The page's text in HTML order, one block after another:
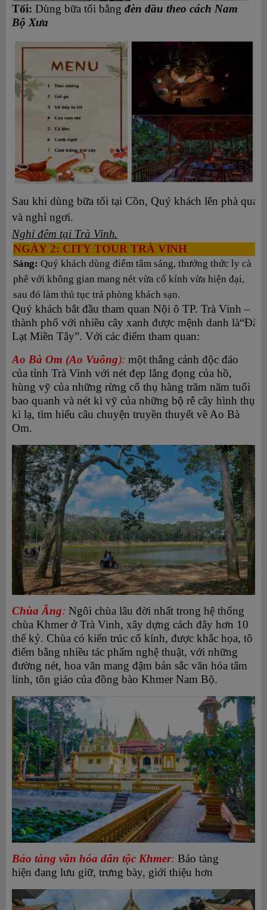
Tối: Dùng bữa tối bằng đèn dầu theo cách Nam
Bộ Xưa
Sau khi dùng bữa tối tại Cồn, Quý khách lên phà
và nghỉ ngơi.
Nghỉ đêm tại Trà Vinh.
NGÀY 2: CITY TOUR TRÀ VINH
Sáng: Quý khách dùng điểm tâm sáng, thưởng thức ly cà
phê với không gian mang nét vừa cổ kính vừa hiện đại,
sau đó làm thủ tục trả phòng khách sạn.
Quý khách bắt đầu tham quan Nội ô TP. Trà Vinh –
thành phố với nhiều cây xanh được mệnh danh là“Đà
Lạt Miền Tây”. Với các điểm tham quan:
Ao Bà Om (Ao Vuông): một thắng cảnh độc đáo
của tỉnh Trà Vinh với nét đẹp lắng đọng của hồ,
hùng vỹ của những rừng cổ thụ hàng trăm năm tuổi
bao quanh và nét kì vỹ của những bộ rễ cây hình thụ
kì lạ, tìm hiểu câu chuyện truyền thuyết về Ao Bà
Om.
Chùa Âng: Ngôi chùa lâu đời nhất trong hệ thống
chùa Khmer ở Trà Vinh, xây dựng cách đây hơn 10
thế kỷ. Chùa có kiến trúc cổ kính, được khắc họa, tô
điểm bằng nhiều tác phẩm nghệ thuật, với những
đường nét, hoa văn mang đậm bản sắc văn hóa tâm
linh, tôn giáo của đồng bào Khmer Nam Bộ.
Bảo tàng văn hóa dân tộc Khmer: Bảo tàng
hiện đang lưu giữ, trưng bày, giới thiệu hơn